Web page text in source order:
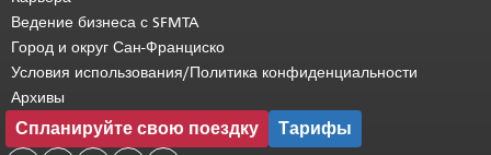
Ведение бизнеса с SFMTA
Город и округ Сан-Франциско
Условия использования/Политика конфиденциальности
Архивы
Спланируйте свою поездку Тарифы